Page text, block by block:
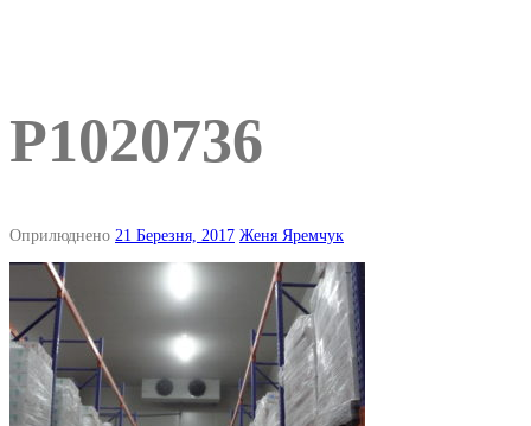
P1020736
Оприлюднено 21 Березня, 2017 Женя Яремчук